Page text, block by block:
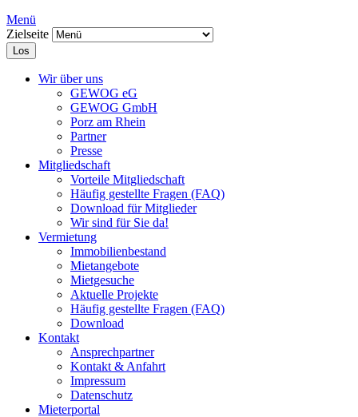
Menü
Zielseite
Los
Wir über uns
GEWOG eG
GEWOG GmbH
Porz am Rhein
Partner
Presse
Mitgliedschaft
Vorteile Mitgliedschaft
Häufig gestellte Fragen (FAQ)
Download für Mitglieder
Wir sind für Sie da!
Vermietung
Immobilienbestand
Mietangebote
Mietgesuche
Aktuelle Projekte
Häufig gestellte Fragen (FAQ)
Download
Kontakt
Ansprechpartner
Kontakt & Anfahrt
Impressum
Datenschutz
Mieterportal